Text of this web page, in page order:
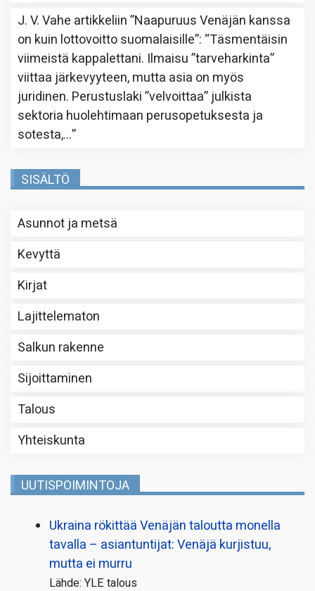
J. V. Vahe artikkeliin”Naapuruus Venäjän kanssa
on kuin lottovoitto suomalaisille”: “Täsmentäisin
viimeistä kappalettani. Ilmaisu ”tarveharkinta”
viittaa järkevyyteen, mutta asia on myös
juridinen. Perustuslaki ”velvoittaa” julkista
sektoria huolehtimaan perusopetuksesta ja
sotesta,…”
SISÄLTÖ
Asunnot ja metsä
Kevyttä
Kirjat
Lajittelematon
Salkun rakenne
Sijoittaminen
Talous
Yhteiskunta
UUTISPOIMINTOJA
Ukraina rökittää Venäjän taloutta monella
tavalla – asiantuntijat: Venäjä kurjistuu,
mutta ei murru
Lähde: YLE talous